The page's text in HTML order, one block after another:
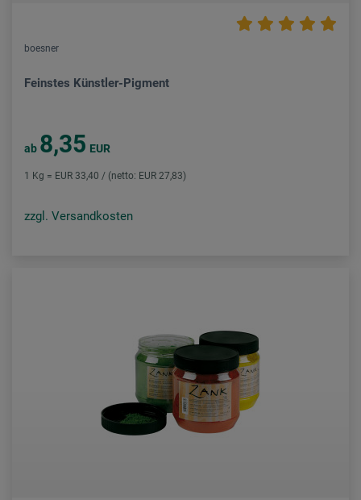
boesner
Feinstes Künstler-Pigment
ab 8,35 EUR
1 Kg = EUR 33,40 / (netto: EUR 27,83)
zzgl. Versandkosten